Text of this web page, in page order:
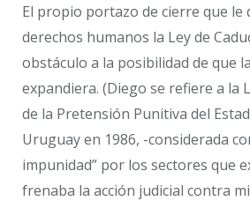
El propio portazo de cierre que le
derechos humanos la Ley de
obstáculo a la posibilidad de que
expandiera. (Diego se refiere a la
de la Pretensión Punitiva del
Uruguay en 1986, -considerada
impunidad” por los sectores que
frenaba la acción judicial contra